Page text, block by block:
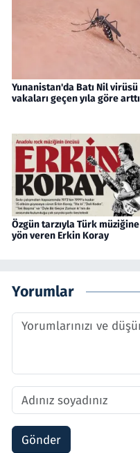
Yunanistan'da Batı Nil virüsü
vakaları geçen yıla göre arttı
Özgün tarzıyla Türk müziğine
yön veren Erkin Koray
Yorumlar
Gönder